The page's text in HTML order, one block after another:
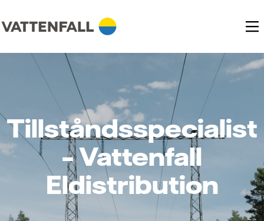
Tillståndsspecialist
– Vattenfall
Eldistribution